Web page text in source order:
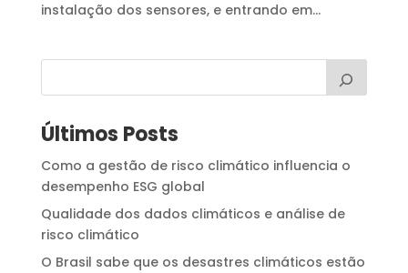
instalação dos sensores, e entrando em...
Últimos Posts
Como a gestão de risco climático influencia o
desempenho ESG global
Qualidade dos dados climáticos e análise de
risco climático
O Brasil sabe que os desastres climáticos estão